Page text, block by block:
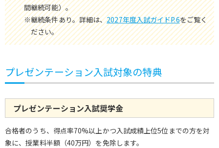
間継続可能）。
※継続条件あり。詳細は、2027年度入試ガイドP.6をご覧く
ださい。
プレゼンテーション入試対象の特典
プレゼンテーション入試奨学金
合格者のうち、得点率70%以上かつ入試成績上位5位までの方を対
象に、授業料半額（40万円）を免除します。